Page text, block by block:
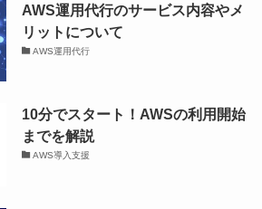
AWS運用代行のサービス内容やメ
リットについて
AWS運用代行
10分でスタート！AWSの利用開始
までを解説
AWS導入支援